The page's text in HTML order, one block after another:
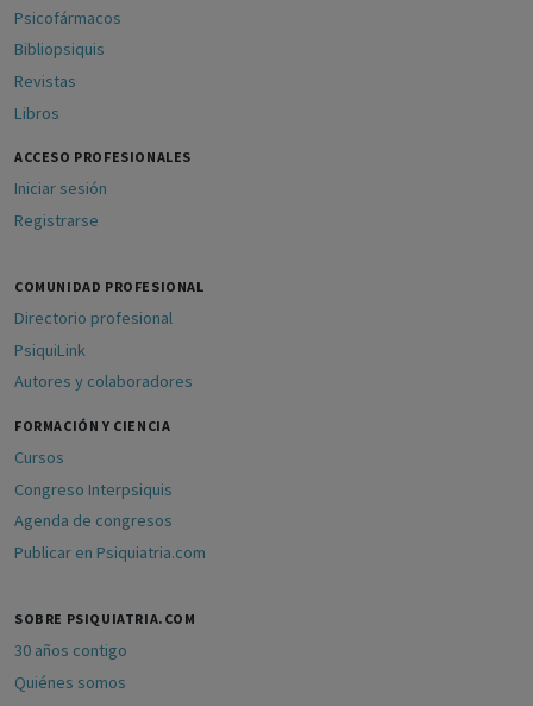
Psicofármacos
Bibliopsiquis
Revistas
Libros
ACCESO PROFESIONALES
Iniciar sesión
Registrarse
COMUNIDAD PROFESIONAL
Directorio profesional
PsiquiLink
Autores y colaboradores
FORMACIÓN Y CIENCIA
Cursos
Congreso Interpsiquis
Agenda de congresos
Publicar en Psiquiatria.com
SOBRE PSIQUIATRIA.COM
30 años contigo
Quiénes somos